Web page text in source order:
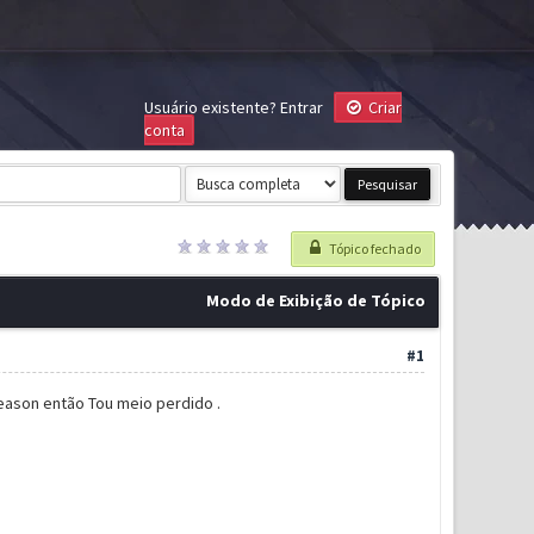
Usuário existente? Entrar
Criar
conta
Tópico fechado
Modo de Exibição de Tópico
#1
então Tou meio perdido .